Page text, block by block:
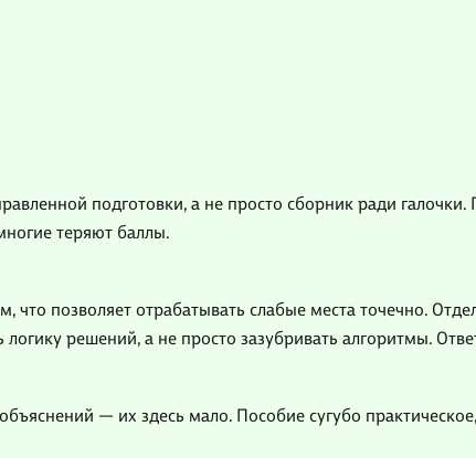
подготовки, а не просто сборник ради
теряют баллы.
что позволяет отрабатывать слабые места точечно.
решений, а не просто зазубривать алгоритмы.
— их здесь мало. Пособие сугубо